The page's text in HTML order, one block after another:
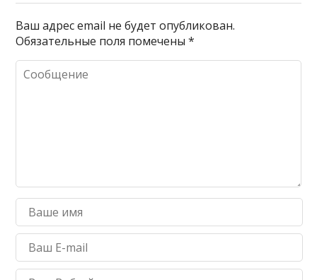
Ваш адрес email не будет опубликован.
Обязательные поля помечены*